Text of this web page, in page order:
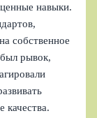
навыки.
собственное
рывок,
качества.